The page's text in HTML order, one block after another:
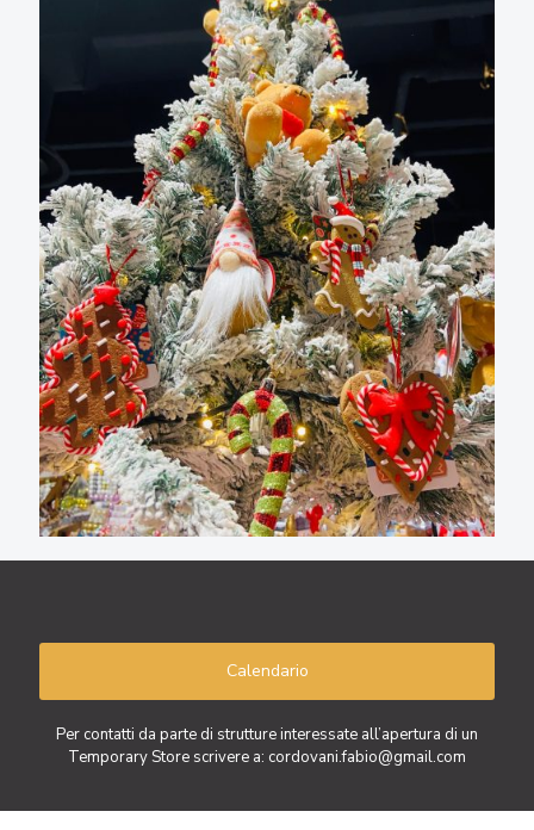
Calendario
Per contatti da parte di strutture interessate all’apertura di un
Temporary Store scrivere a: cordovani.fabio@gmail.com